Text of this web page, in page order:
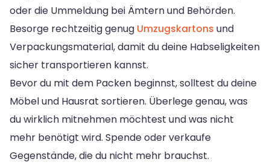
oder die Ummeldung bei Ämtern und Behörden.
Besorge rechtzeitig genug Umzugskartons und
Verpackungsmaterial, damit du deine Habseligkeiten
sicher transportieren kannst.
Bevor du mit dem Packen beginnst, solltest du deine
Möbel und Hausrat sortieren. Überlege genau, was
du wirklich mitnehmen möchtest und was nicht
mehr benötigt wird. Spende oder verkaufe
Gegenstände, die du nicht mehr brauchst.